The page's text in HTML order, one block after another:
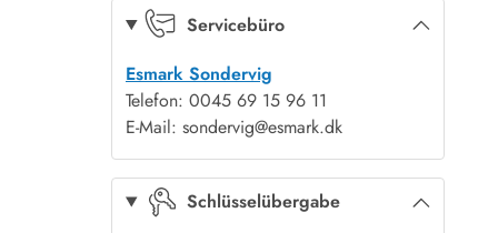
Servicebüro
Esmark Sondervig
Telefon: 0045 69 15 96 11
E-Mail: sondervig@esmark.dk
Schlüsselübergabe